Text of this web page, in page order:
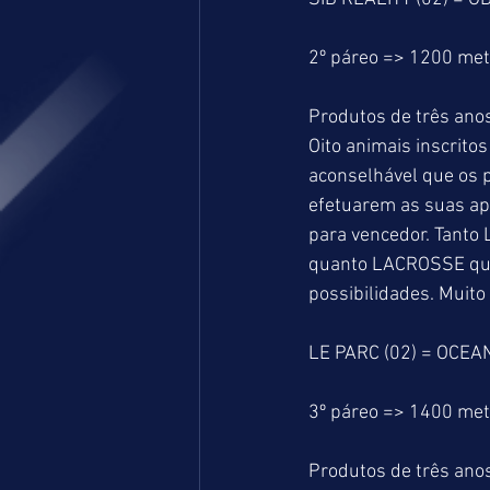
2º páreo => 1200
Produtos de três
Oito animais
aconselhável que os
efetuarem as suas
para vencedor. Tanto
quanto LACROSSE
possibilidades.
LE PARC (02) =
3º páreo => 1400
Produtos de três